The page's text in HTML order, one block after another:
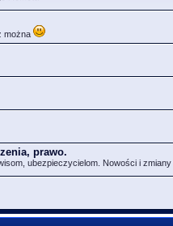
można
prawo.
ubezpieczycielom. Nowości i